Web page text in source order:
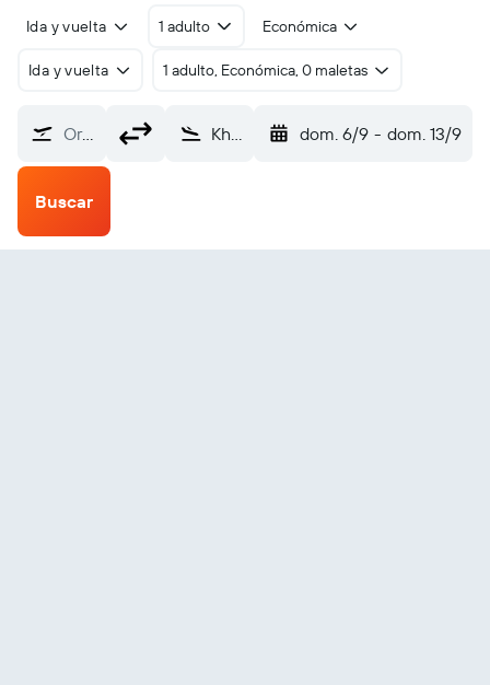
Ida y vuelta 1 adulto Económica
Ida y vuelta 1 adulto, Económica, 0 maletas
Origen Kherson (KHE) dom. 6/9 - dom. 13/9
Buscar